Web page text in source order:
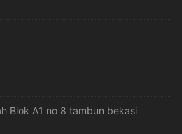
Blok A1 no 8 tambun bekasi